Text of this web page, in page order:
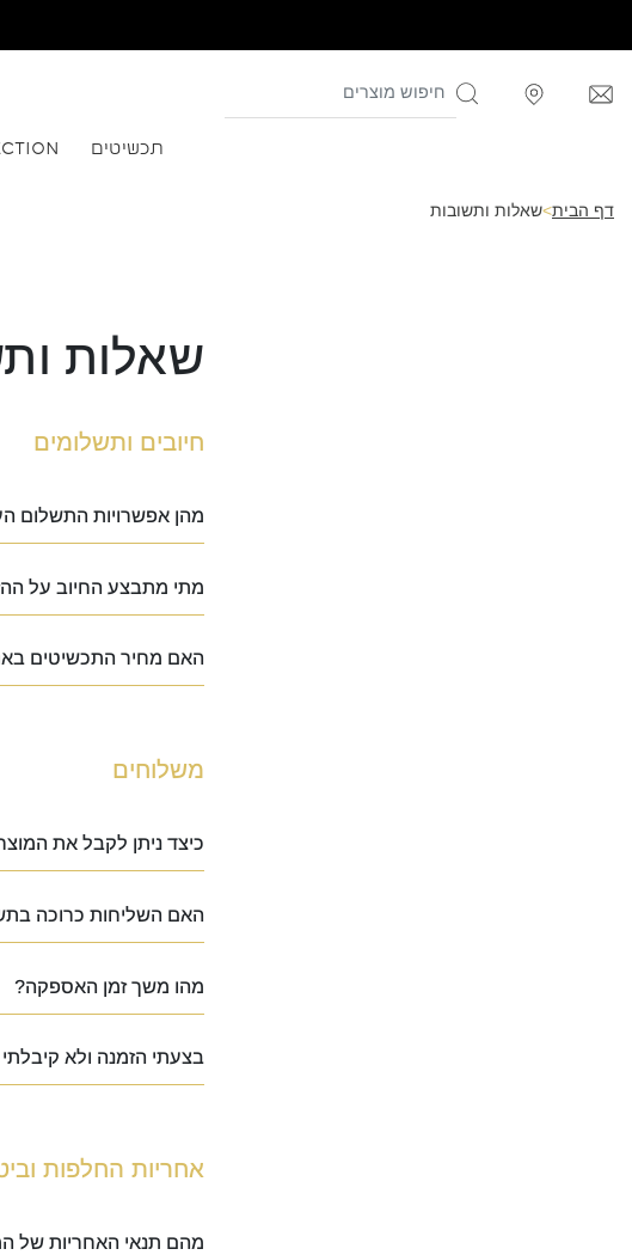
תכשיטים
דף הבית>שאלות ותשובות
שאלות
חיובים ותשלומים
מהן אפשרויות התשלום
מתי מתבצע החיוב על
האם מחיר התכשיטים
משלוחים
כיצד ניתן לקבל את
האם השליחות כרוכה
מהו משך זמן האספקה?
בצעתי הזמנה ולא
אחריות החלפות
מהם תנאי האחריות של